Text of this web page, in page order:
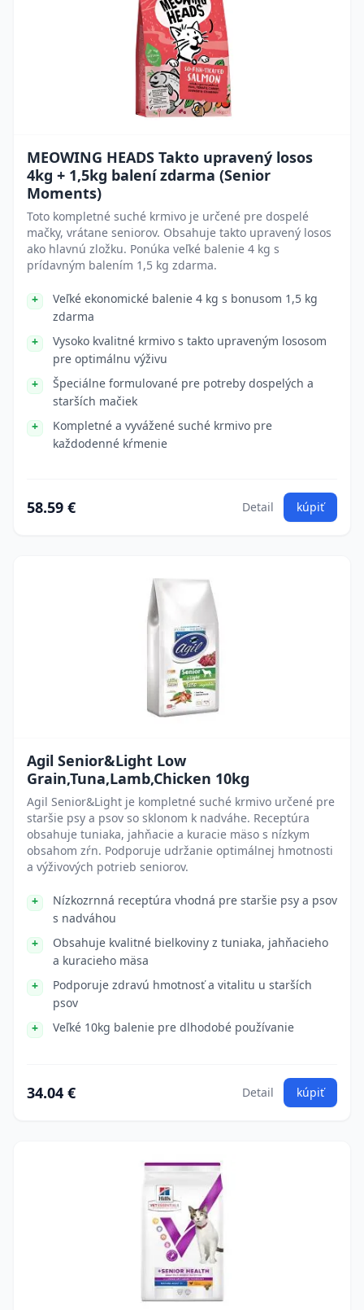
MEOWING HEADS Takto upravený losos
4kg + 1,5kg balení zdarma (Senior
Moments)
Toto kompletné suché krmivo je určené pre dospelé
mačky, vrátane seniorov. Obsahuje takto upravený losos
ako hlavnú zložku. Ponúka veľké balenie 4 kg s
prídavným balením 1,5 kg zdarma.
Veľké ekonomické balenie 4 kg s bonusom 1,5 kg
zdarma
Vysoko kvalitné krmivo s takto upraveným lososom
pre optimálnu výživu
Špeciálne formulované pre potreby dospelých a
starších mačiek
Kompletné a vyvážené suché krmivo pre
každodenné kŕmenie
58.59 € Detail kúpiť
Agil Senior&Light Low
Grain,Tuna,Lamb,Chicken 10kg
Agil Senior&Light je kompletné suché krmivo určené pre
staršie psy a psov so sklonom k nadváhe. Receptúra
obsahuje tuniaka, jahňacie a kuracie mäso s nízkym
obsahom zŕn. Podporuje udržanie optimálnej hmotnosti
a výživových potrieb seniorov.
Nízkozrnná receptúra vhodná pre staršie psy a psov
s nadváhou
Obsahuje kvalitné bielkoviny z tuniaka, jahňacieho
a kuracieho mäsa
Podporuje zdravú hmotnosť a vitalitu u starších
psov
Veľké 10kg balenie pre dlhodobé používanie
34.04 € Detail kúpiť